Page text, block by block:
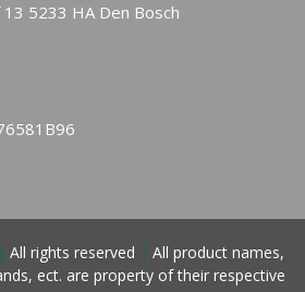
5233 HA Den Bosch
| All rights reserved | All product names,
ect. are property of their respective